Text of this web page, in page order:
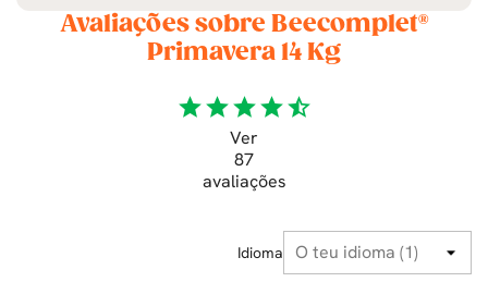
Avaliações sobre Beecomplet®
Primavera 14 Kg
starstarstarstarstar_half
Ver
87
avaliações
Idioma